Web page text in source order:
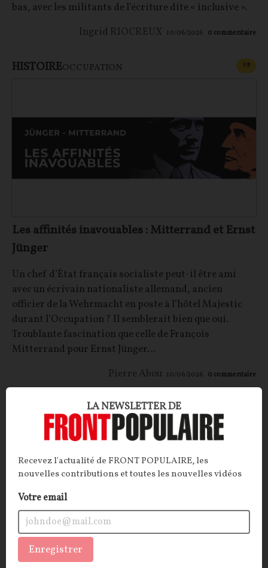
bas, avec les militants de l’écriture dite « inclusive ».
Ingrid RIOCREUX 10/06/2026 0 commentaire
HISTOIREOCCUPATION FP
Les affinités inavouables : Mitterrand et Ernst
Jünger
Un chef d’État français socialiste peut-il être ami
avec un écrivain nationaliste allemand, ancien
officier de la Wehrmacht en poste à l’hôtel Majestic
durant l’Occupation ? Il semblerait bien que oui.
Troublante fascination que celle de François
Mitterrand pour Ernst Jünger…
Pierre Abou 10/06/2026 0 commentaire
ISLAMLA NEWSLETTER DE
Recevez l'actualité de FRONT POPULAIRE, les
nouvelles contributions et toutes les nouvelles vidéos
Votre email
Enregistrer